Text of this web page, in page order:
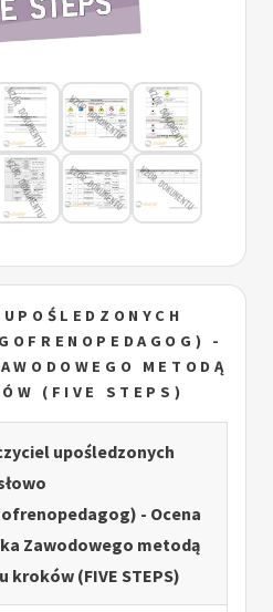
-
METODĄ
(FIVE STEPS)
upośledzonych
- Ocena
Zawodowego metodą
kroków (FIVE STEPS)